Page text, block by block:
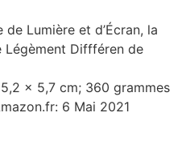
Lumière et d’Écran, la
Légèment Diffféren de
x 5,7 cm; 360 grammes
6 Mai 2021